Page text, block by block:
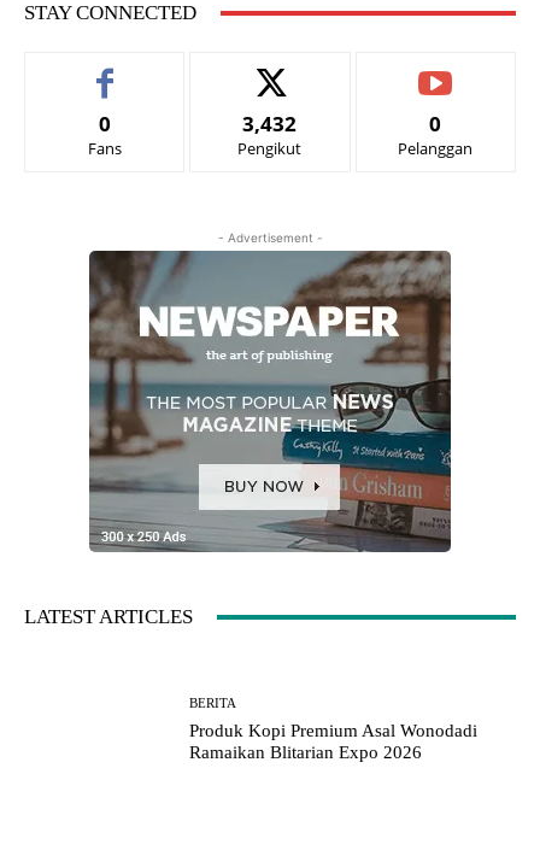
STAY CONNECTED
0
Fans
3,432
Pengikut
0
Pelanggan
- Advertisement -
LATEST ARTICLES
BERITA
Produk Kopi Premium Asal Wonodadi
Ramaikan Blitarian Expo 2026